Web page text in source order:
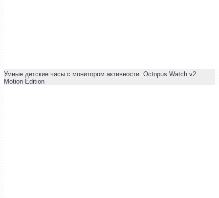
Умные детские часы с монитором активности. Octopus Watch v2
Motion Edition